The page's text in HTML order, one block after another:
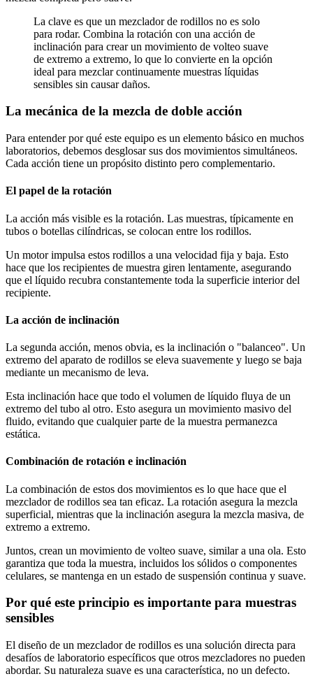
La clave es que un mezclador de rodillos no es solo
para rodar. Combina la rotación con una acción de
inclinación para crear un movimiento de volteo suave
de extremo a extremo, lo que lo convierte en la opción
ideal para mezclar continuamente muestras líquidas
sensibles sin causar daños.
La mecánica de la mezcla de doble acción
Para entender por qué este equipo es un elemento básico en muchos
laboratorios, debemos desglosar sus dos movimientos simultáneos.
Cada acción tiene un propósito distinto pero complementario.
El papel de la rotación
La acción más visible es la rotación. Las muestras, típicamente en
tubos o botellas cilíndricas, se colocan entre los rodillos.
Un motor impulsa estos rodillos a una velocidad fija y baja. Esto
hace que los recipientes de muestra giren lentamente, asegurando
que el líquido recubra constantemente toda la superficie interior del
recipiente.
La acción de inclinación
La segunda acción, menos obvia, es la inclinación o "balanceo". Un
extremo del aparato de rodillos se eleva suavemente y luego se baja
mediante un mecanismo de leva.
Esta inclinación hace que todo el volumen de líquido fluya de un
extremo del tubo al otro. Esto asegura un movimiento masivo del
fluido, evitando que cualquier parte de la muestra permanezca
estática.
Combinación de rotación e inclinación
La combinación de estos dos movimientos es lo que hace que el
mezclador de rodillos sea tan eficaz. La rotación asegura la mezcla
superficial, mientras que la inclinación asegura la mezcla masiva, de
extremo a extremo.
Juntos, crean un movimiento de volteo suave, similar a una ola. Esto
garantiza que toda la muestra, incluidos los sólidos o componentes
celulares, se mantenga en un estado de suspensión continua y suave.
Por qué este principio es importante para muestras
sensibles
El diseño de un mezclador de rodillos es una solución directa para
desafíos de laboratorio específicos que otros mezcladores no pueden
abordar. Su naturaleza suave es una característica, no un defecto.